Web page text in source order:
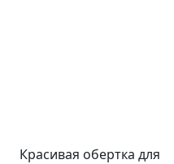
Красивая обертка для